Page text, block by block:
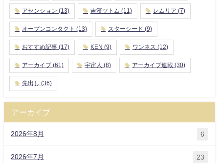
アセンション (13) 吉濱ツトム (11) レムリア (7)
オープンコンタクト (13) スターシード (9)
おすすめ記事 (17) KEN (9) ワンネス (12)
アーカイブ (61) 宇宙人 (8) アーカイブ連載 (30)
先出し (36)
アーカイブ
2026年8月 6
2026年7月 23